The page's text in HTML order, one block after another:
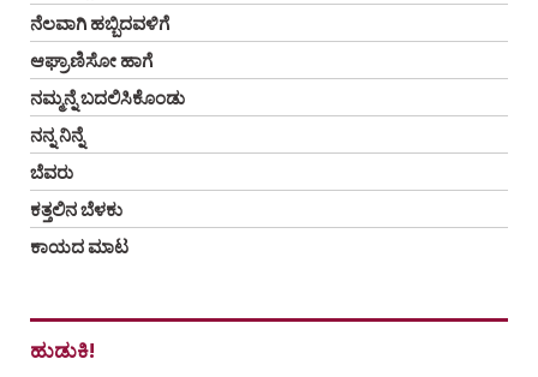
ನೆಲವಾಗಿ ಹಬ್ಬಿದವಳಿಗೆ
ಆಘ್ರಾಣಿಸೋ ಹಾಗೆ
ನಮ್ಮನ್ನೆ ಬದಲಿಸಿಕೊಂಡು
ನನ್ನ ನಿನ್ನೆ
ಬೆವರು
ಕತ್ತಲಿನ ಬೆಳಕು
ಕಾಯದ ಮಾಟ
ಹುಡುಕಿ!